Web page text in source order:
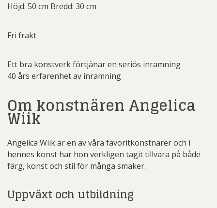
Höjd: 50 cm Bredd: 30 cm
Fri frakt
Ett bra konstverk förtjänar en seriös inramning
40 års erfarenhet av inramning
Om konstnären Angelica
Wiik
Angelica Wiik är en av våra favoritkonstnärer och i
hennes konst har hon verkligen tagit tillvara på både
färg, konst och stil för många smaker.
Uppväxt och utbildning